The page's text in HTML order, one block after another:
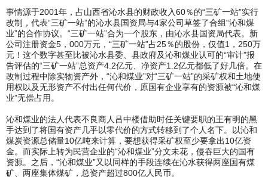
事情源于2001年，占山西省沁水县的财政收入60％的“三矿一站”实行
改制，代表“三矿一站”的沁水县国资局与4家公司草签了合组“沁和煤
业”的合作协议。“三矿一站”合为一个股东，由沁水县国资局代表。新
公司注册资金5，000万元，“三矿一站”占25％的股份，仅值1，250万
元！这个数字甚至比被沁水县委、县政府及沁和煤业认可的“审计”报
告评估的“三矿一站”总资产4.2亿元、净资产1.2亿元都低了好几倍。在
改制过程中除实物资产外，“沁和煤业”对“三矿一站”的采矿权和土地使
用权以及无形资产不付出任何代价，原国有企业享有的资源被“沁和煤
业”无偿占用。
沁和煤业的法人代表不良商人吕中楼借助时任关键要职的王有明的黑
手达到了将国有资产几乎以零代价的方式转移到了个人名下。以沁和
煤炭资源总储量10亿吨来计算，要想获得采矿权至少要拿出10亿资
金。而实际上转为民营企业的“沁和煤业”分文未花，侵吞巨大的国有
资源。之后，“沁和煤业”又以同样的手段连续在沁水获得两座国有煤
矿、两座集体煤矿，总资产超过800亿人民币。